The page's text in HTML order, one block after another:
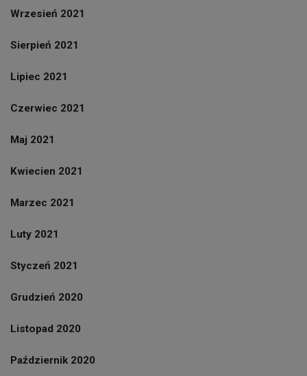
Wrzesień 2021
Sierpień 2021
Lipiec 2021
Czerwiec 2021
Maj 2021
Kwiecien 2021
Marzec 2021
Luty 2021
Styczeń 2021
Grudzień 2020
Listopad 2020
Październik 2020